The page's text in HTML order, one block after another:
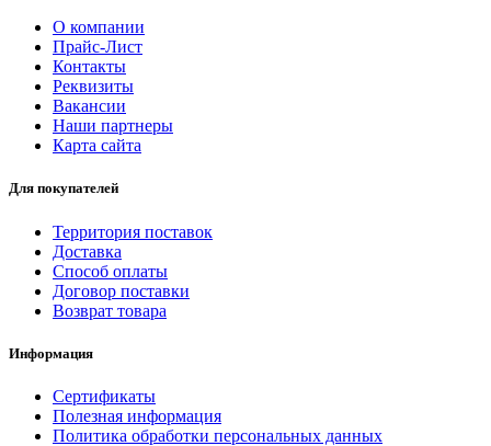
О компании
Прайс-Лист
Контакты
Реквизиты
Вакансии
Наши партнеры
Карта сайта
Для покупателей
Территория поставок
Доставка
Способ оплаты
Договор поставки
Возврат товара
Информация
Сертификаты
Полезная информация
Политика обработки персональных данных